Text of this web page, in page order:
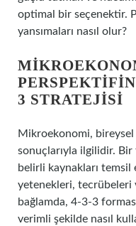
optimal bir seçenektir.
yansımaları nasıl olur?
3 STRATEJISI
Mikroekonomi, bireysel
sonuçlarıyla ilgilidir.
belirli kaynakları temsil
yetenekleri, tecrübeleri
bağlamda, 4-3-3
verimli şekilde nasıl